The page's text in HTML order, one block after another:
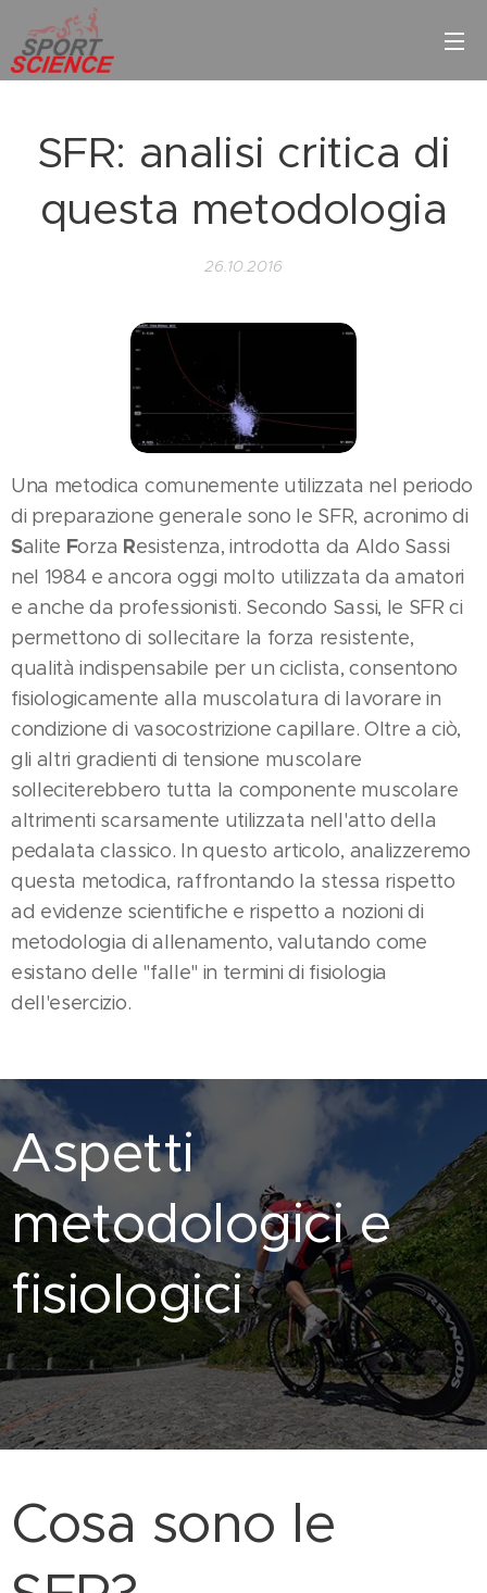
SFR: analisi critica di
questa metodologia
26.10.2016
Una metodica comunemente utilizzata nel periodo
di preparazione generale sono le SFR, acronimo di
Salite Forza Resistenza, introdotta da Aldo Sassi
nel 1984 e ancora oggi molto utilizzata da amatori
e anche da professionisti. Secondo Sassi, le SFR ci
permettono di sollecitare la forza resistente,
qualità indispensabile per un ciclista, consentono
fisiologicamente alla muscolatura di lavorare in
condizione di vasocostrizione capillare. Oltre a ciò,
gli altri gradienti di tensione muscolare
solleciterebbero tutta la componente muscolare
altrimenti scarsamente utilizzata nell'atto della
pedalata classico. In questo articolo, analizzeremo
questa metodica, raffrontando la stessa rispetto
ad evidenze scientifiche e rispetto a nozioni di
metodologia di allenamento, valutando come
esistano delle "falle" in termini di fisiologia
dell'esercizio.
Aspetti
metodologici e
fisiologici
Cosa sono le